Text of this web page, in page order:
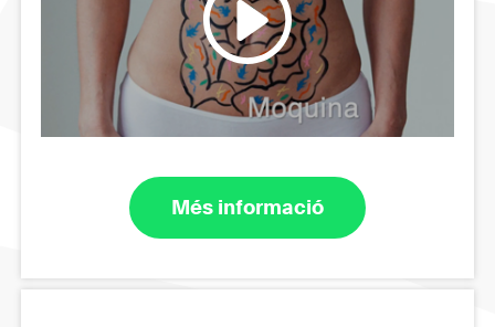
Més informació